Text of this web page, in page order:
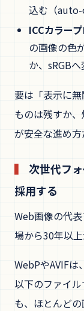
込む（auto-
ICCカラー
の画像の色
か、sRGBへ
要は「表示に
ものは残すか
が安全な進め方
次世代フ
採用する
Web画像の代
場から30年以
WebPやAVIF
以下のファイ
も、ほとんど